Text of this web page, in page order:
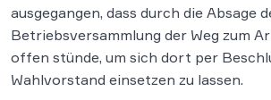
ausgegangen, dass durch die Absage
Betriebsversammlung der Weg zum
offen stünde, um sich dort per
Wahlvorstand einsetzen zu lassen.